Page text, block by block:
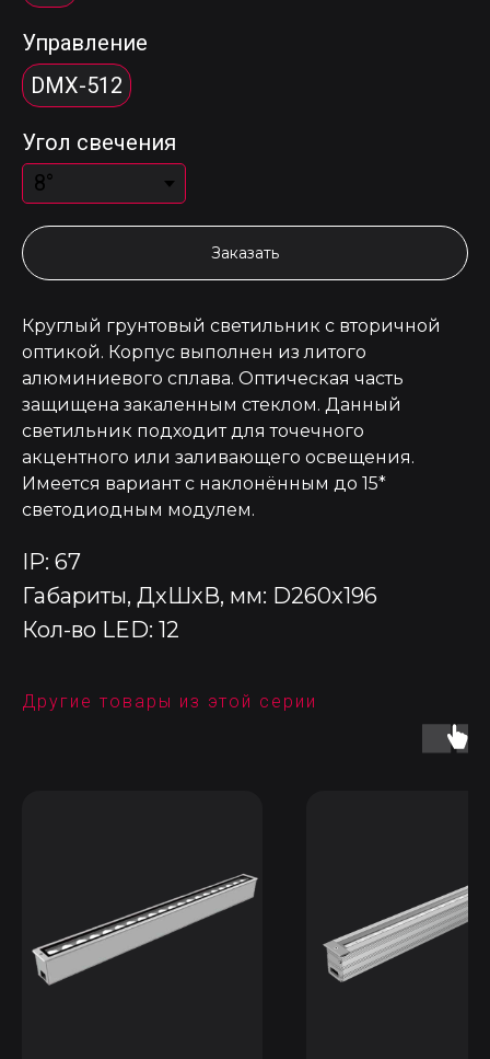
Управление
DMX-512
Угол свечения
Заказать
Круглый грунтовый светильник с вторичной
оптикой. Корпус выполнен из литого
алюминиевого сплава. Оптическая часть
защищена закаленным стеклом. Данный
светильник подходит для точечного
акцентного или заливающего освещения.
Имеется вариант с наклонённым до 15*
светодиодным модулем.
IP: 67
Габариты, ДхШхВ, мм: D260x196
Кол-во LED: 12
Другие товары из этой серии